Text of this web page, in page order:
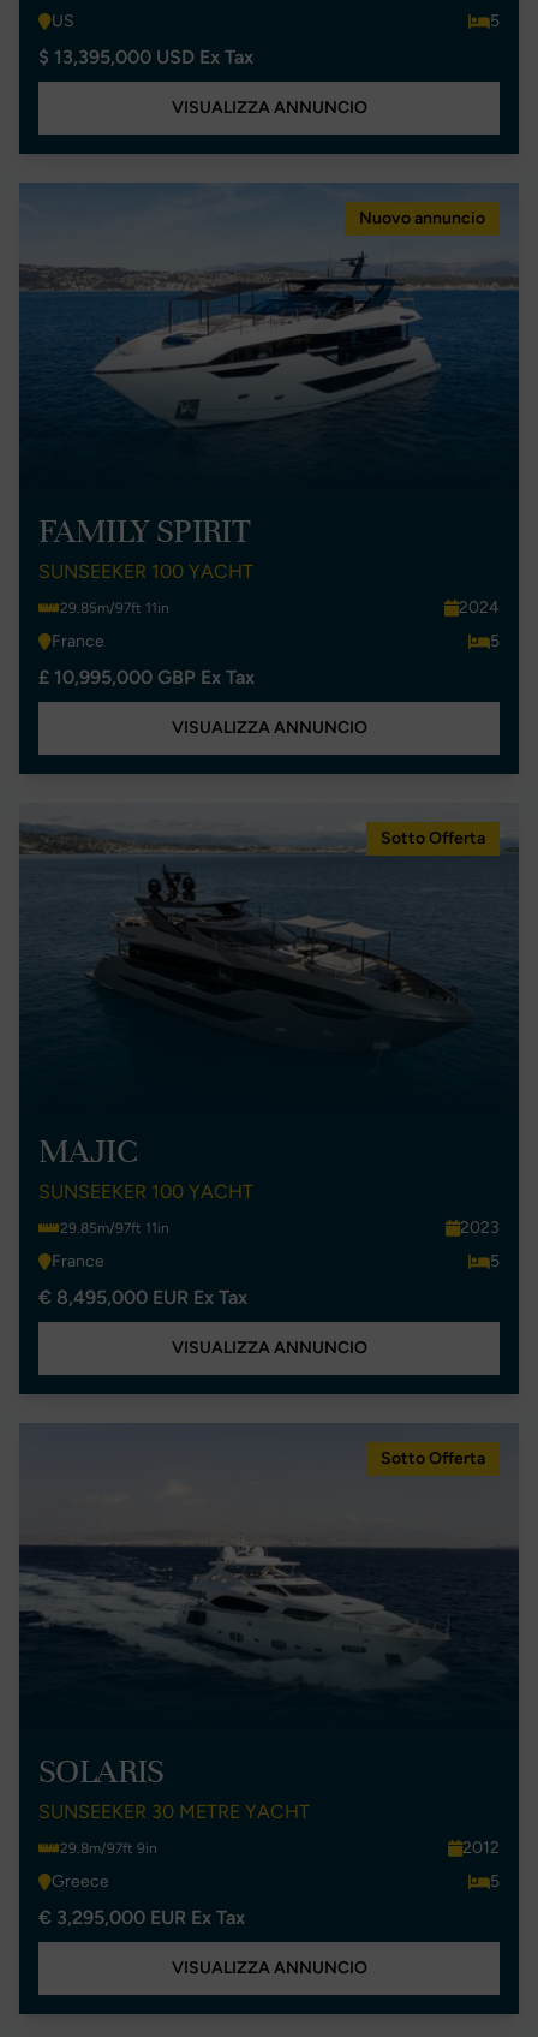
US
5
$ 13,395,000 USD Ex Tax
VISUALIZZA ANNUNCIO
Nuovo annuncio
FAMILY SPIRIT
SUNSEEKER 100 YACHT
29.85m/97ft 11in
2024
France
5
£ 10,995,000 GBP Ex Tax
VISUALIZZA ANNUNCIO
Sotto Offerta
MAJIC
SUNSEEKER 100 YACHT
29.85m/97ft 11in
2023
France
5
€ 8,495,000 EUR Ex Tax
VISUALIZZA ANNUNCIO
Sotto Offerta
SOLARIS
SUNSEEKER 30 METRE YACHT
29.8m/97ft 9in
2012
Greece
5
€ 3,295,000 EUR Ex Tax
VISUALIZZA ANNUNCIO